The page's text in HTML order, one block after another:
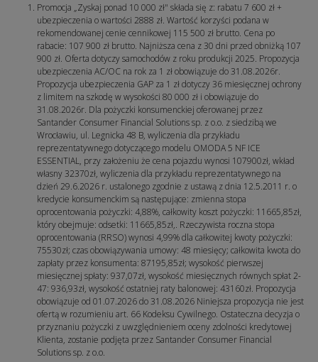
Promocja „Zyskaj ponad 10 000 zł" składa się z: rabatu 7 600 zł +
ubezpieczenia o wartości 2888 zł. Wartość korzyści podana w
rekomendowanej cenie cennikowej 115 500 zł brutto. Cena po
rabacie: 107 900 zł brutto. Najniższa cena z 30 dni przed obniżką 107
900 zł. Oferta dotyczy samochodów z roku produkcji 2025. Propozycja
ubezpieczenia AC/OC na rok za 1 zł obowiązuje do 31.08.2026r.
Propozycja ubezpieczenia GAP za 1 zł dotyczy 36 miesięcznej ochrony
z limitem na szkodę w wysokości 80 000 zł i obowiązuje do
31.08.2026r. Dla pożyczki konsumenckiej oferowanej przez
Santander Consumer Financial Solutions sp. z o.o. z siedzibą we
Wrocławiu, ul. Legnicka 48 B, wyliczenia dla przykładu
reprezentatywnego dotyczącego modelu OMODA 5 NF ICE
ESSENTIAL, przy założeniu że cena pojazdu wynosi 107900zł, wkład
własny 32370zł, wyliczenia dla przykładu reprezentatywnego na
dzień 29.6.2026 r. ustalonego zgodnie z ustawą z dnia 12.5.2011 r. o
kredycie konsumenckim są następujące: zmienna stopa
oprocentowania pożyczki: 4,88%, całkowity koszt pożyczki: 11665,85zł,
który obejmuje: odsetki: 11665,85zł,. Rzeczywista roczna stopa
oprocentowania (RRSO) wynosi 4,99% dla całkowitej kwoty pożyczki:
75530zł; czas obowiązywania umowy: 48 miesięcy; całkowita kwota do
zapłaty przez konsumenta: 87195,85zł; wysokość pierwszej
miesięcznej spłaty: 937,07zł, wysokość miesięcznych równych spłat 2-
47: 936,93zł, wysokość ostatniej raty balonowej: 43160zł. Propozycja
obowiązuje od 01.07.2026 do 31.08.2026 Niniejsza propozycja nie jest
ofertą w rozumieniu art. 66 Kodeksu Cywilnego. Ostateczna decyzja o
przyznaniu pożyczki z uwzględnieniem oceny zdolności kredytowej
Klienta, zostanie podjęta przez Santander Consumer Financial
Solutions sp. z o.o.